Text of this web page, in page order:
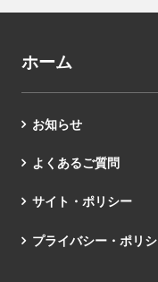
ホーム
お知らせ
よくあるご質問
サイト・ポリシー
プライバシー・ポリ